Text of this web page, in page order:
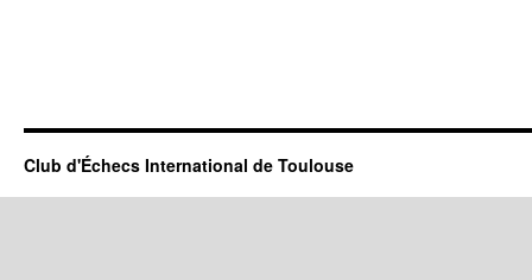
Club d'Échecs International de Toulouse